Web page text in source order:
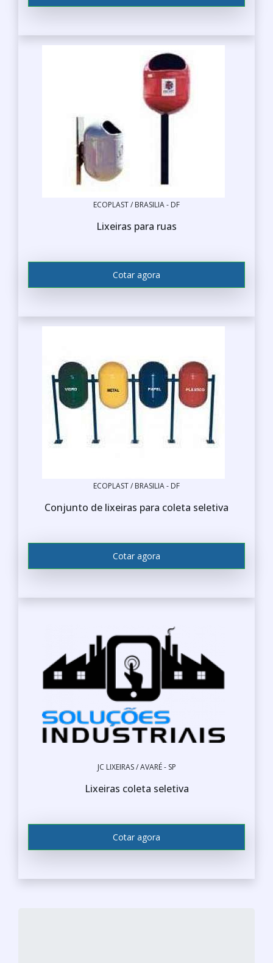
ECOPLAST / BRASILIA - DF
Lixeiras para ruas
Cotar agora
ECOPLAST / BRASILIA - DF
Conjunto de lixeiras para coleta seletiva
Cotar agora
JC LIXEIRAS / AVARÉ - SP
Lixeiras coleta seletiva
Cotar agora